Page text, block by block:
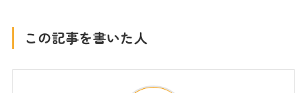
この記事を書いた人